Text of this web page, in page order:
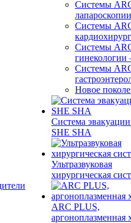
Системы
лапароскопии
Системы
Системы
гинекологии
Системы
Новое
Система
SHE SHA
Ультразвуковая
хирургическая
ARC PLUS,
аргоноплазменная